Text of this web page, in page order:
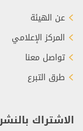
عن الهيئة
المركز الإعلامي
تواصل معنا
طرق التبرع
الاشتراك